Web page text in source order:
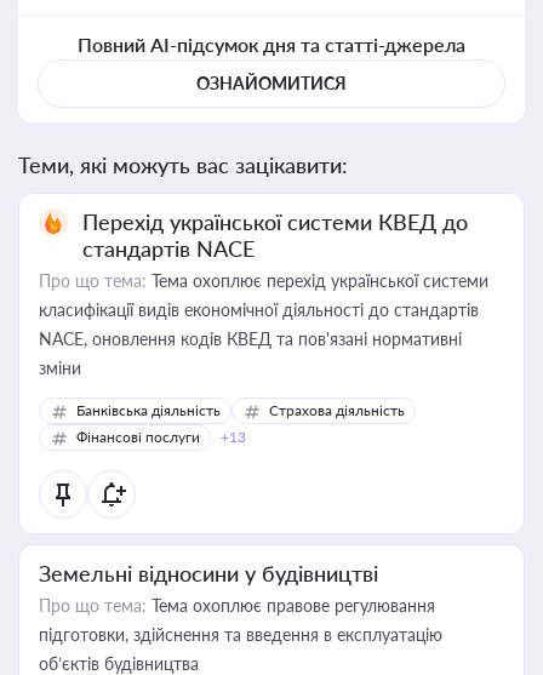
Повний AI-підсумок дня та статті-джерела
ОЗНАЙОМИТИСЯ
Теми, які можуть вас зацікавити:
Перехід української системи КВЕД до
стандартів NACE
Про що тема: Тема охоплює перехід української системи
класифікації видів економічної діяльності до стандартів
NACE, оновлення кодів КВЕД та пов'язані нормативні
зміни
Банківська діяльність
Страхова діяльність
Фінансові послуги
+13
Земельні відносини у будівництві
Про що тема: Тема охоплює правове регулювання
підготовки, здійснення та введення в експлуатацію
об’єктів будівництва